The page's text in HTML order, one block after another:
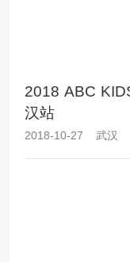
2018 ABC
汉站
2018-10-27 武汉